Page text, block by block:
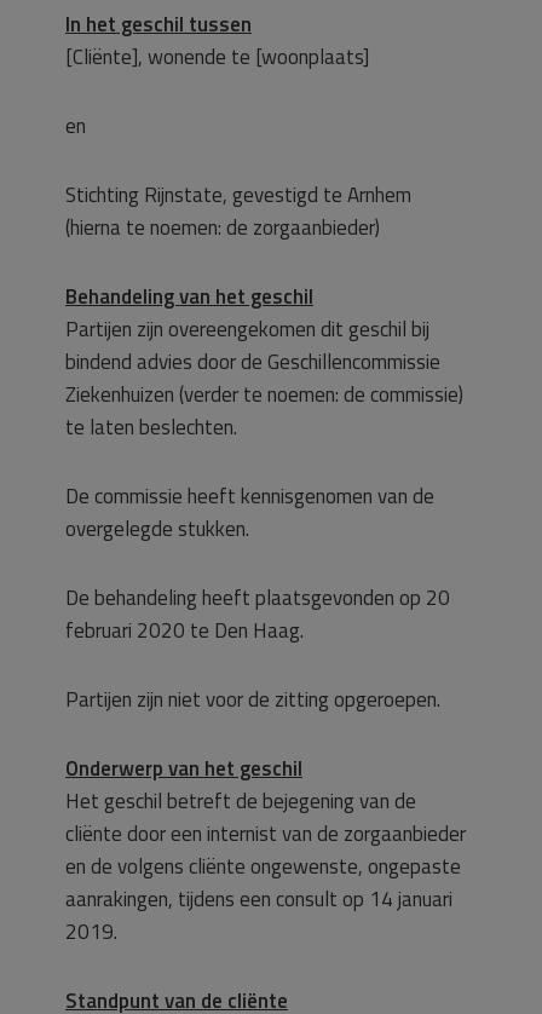
In het geschil tussen
[Cliënte], wonende te [woonplaats]
en
Stichting Rijnstate, gevestigd te Arnhem
(hierna te noemen: de zorgaanbieder)
Behandeling van het geschil
Partijen zijn overeengekomen dit geschil bij
bindend advies door de Geschillencommissie
Ziekenhuizen (verder te noemen: de commissie)
te laten beslechten.
De commissie heeft kennisgenomen van de
overgelegde stukken.
De behandeling heeft plaatsgevonden op 20
februari 2020 te Den Haag.
Partijen zijn niet voor de zitting opgeroepen.
Onderwerp van het geschil
Het geschil betreft de bejegening van de
cliënte door een internist van de zorgaanbieder
en de volgens cliënte ongewenste, ongepaste
aanrakingen, tijdens een consult op 14 januari
2019.
Standpunt van de cliënte